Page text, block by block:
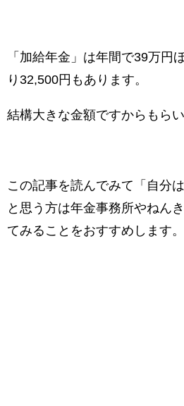
「加給年金」は年間で39万円
り32,500円もあります。
結構大きな金額ですからもら
この記事を読んでみて「自分
と思う方は年金事務所やねん
てみることをおすすめします。